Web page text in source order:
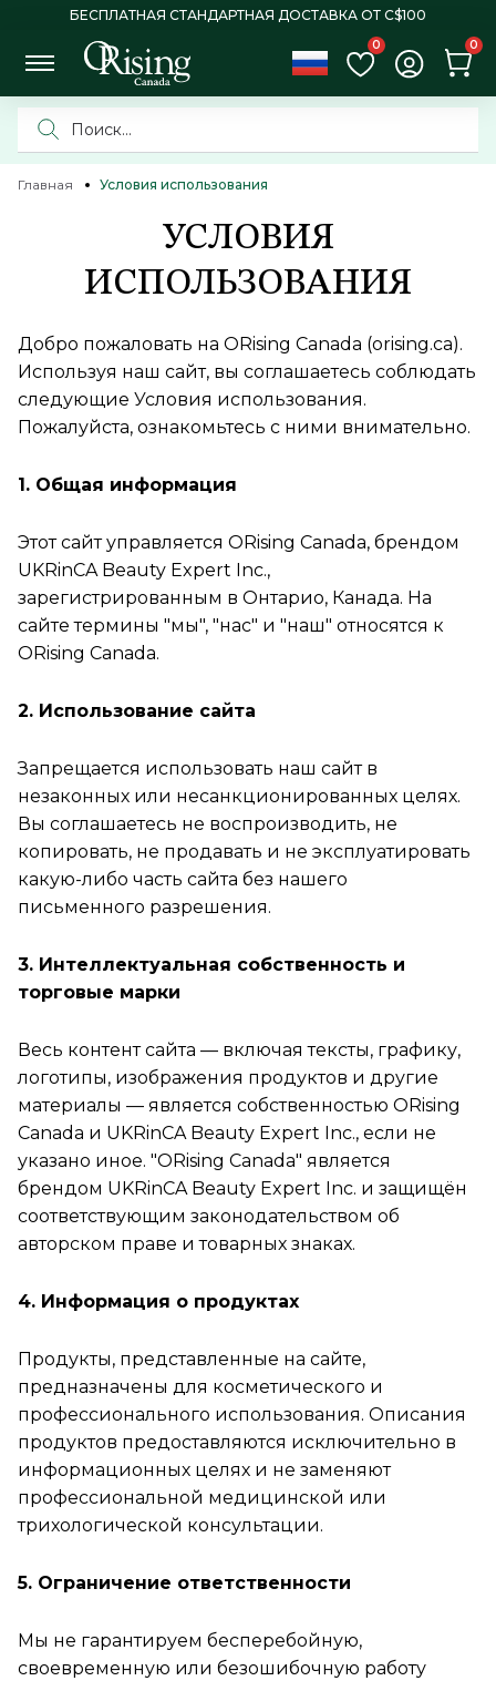
БЕСПЛАТНАЯ СТАНДАРТНАЯ ДОСТАВКА ОТ C$100
0 0
Главная Условия использования
УСЛОВИЯ
ИСПОЛЬЗОВАНИЯ
Добро пожаловать на ORising Canada (orising.ca).
Используя наш сайт, вы соглашаетесь соблюдать
следующие Условия использования.
Пожалуйста, ознакомьтесь с ними внимательно.
1. Общая информация
Этот сайт управляется ORising Canada, брендом
UKRinCA Beauty Expert Inc.,
зарегистрированным в Онтарио, Канада. На
сайте термины "мы", "нас" и "наш" относятся к
ORising Canada.
2. Использование сайта
Запрещается использовать наш сайт в
незаконных или несанкционированных целях.
Вы соглашаетесь не воспроизводить, не
копировать, не продавать и не эксплуатировать
какую-либо часть сайта без нашего
письменного разрешения.
3. Интеллектуальная собственность и
торговые марки
Весь контент сайта — включая тексты, графику,
логотипы, изображения продуктов и другие
материалы — является собственностью ORising
Canada и UKRinCA Beauty Expert Inc., если не
указано иное. "ORising Canada" является
брендом UKRinCA Beauty Expert Inc. и защищён
соответствующим законодательством об
авторском праве и товарных знаках.
4. Информация о продуктах
Продукты, представленные на сайте,
предназначены для косметического и
профессионального использования. Описания
продуктов предоставляются исключительно в
информационных целях и не заменяют
профессиональной медицинской или
трихологической консультации.
5. Ограничение ответственности
Мы не гарантируем бесперебойную,
своевременную или безошибочную работу